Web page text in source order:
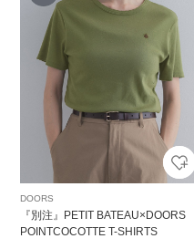
DOORS
『別注』PETIT BATEAU×DOORS
POINTCOCOTTE T-SHIRTS